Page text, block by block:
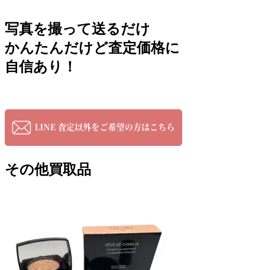
写真を撮って送るだけ
かんたんだけど査定価格に
自信あり！
その他買取品